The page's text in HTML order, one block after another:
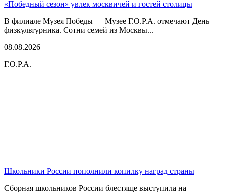
«Победный сезон» увлек москвичей и гостей столицы
В филиале Музея Победы — Музее Г.О.Р.А. отмечают День
физкультурника. Сотни семей из Москвы...
08.08.2026
Г.О.Р.А.
Школьники России пополнили копилку наград страны
Сборная школьников России блестяще выступила на